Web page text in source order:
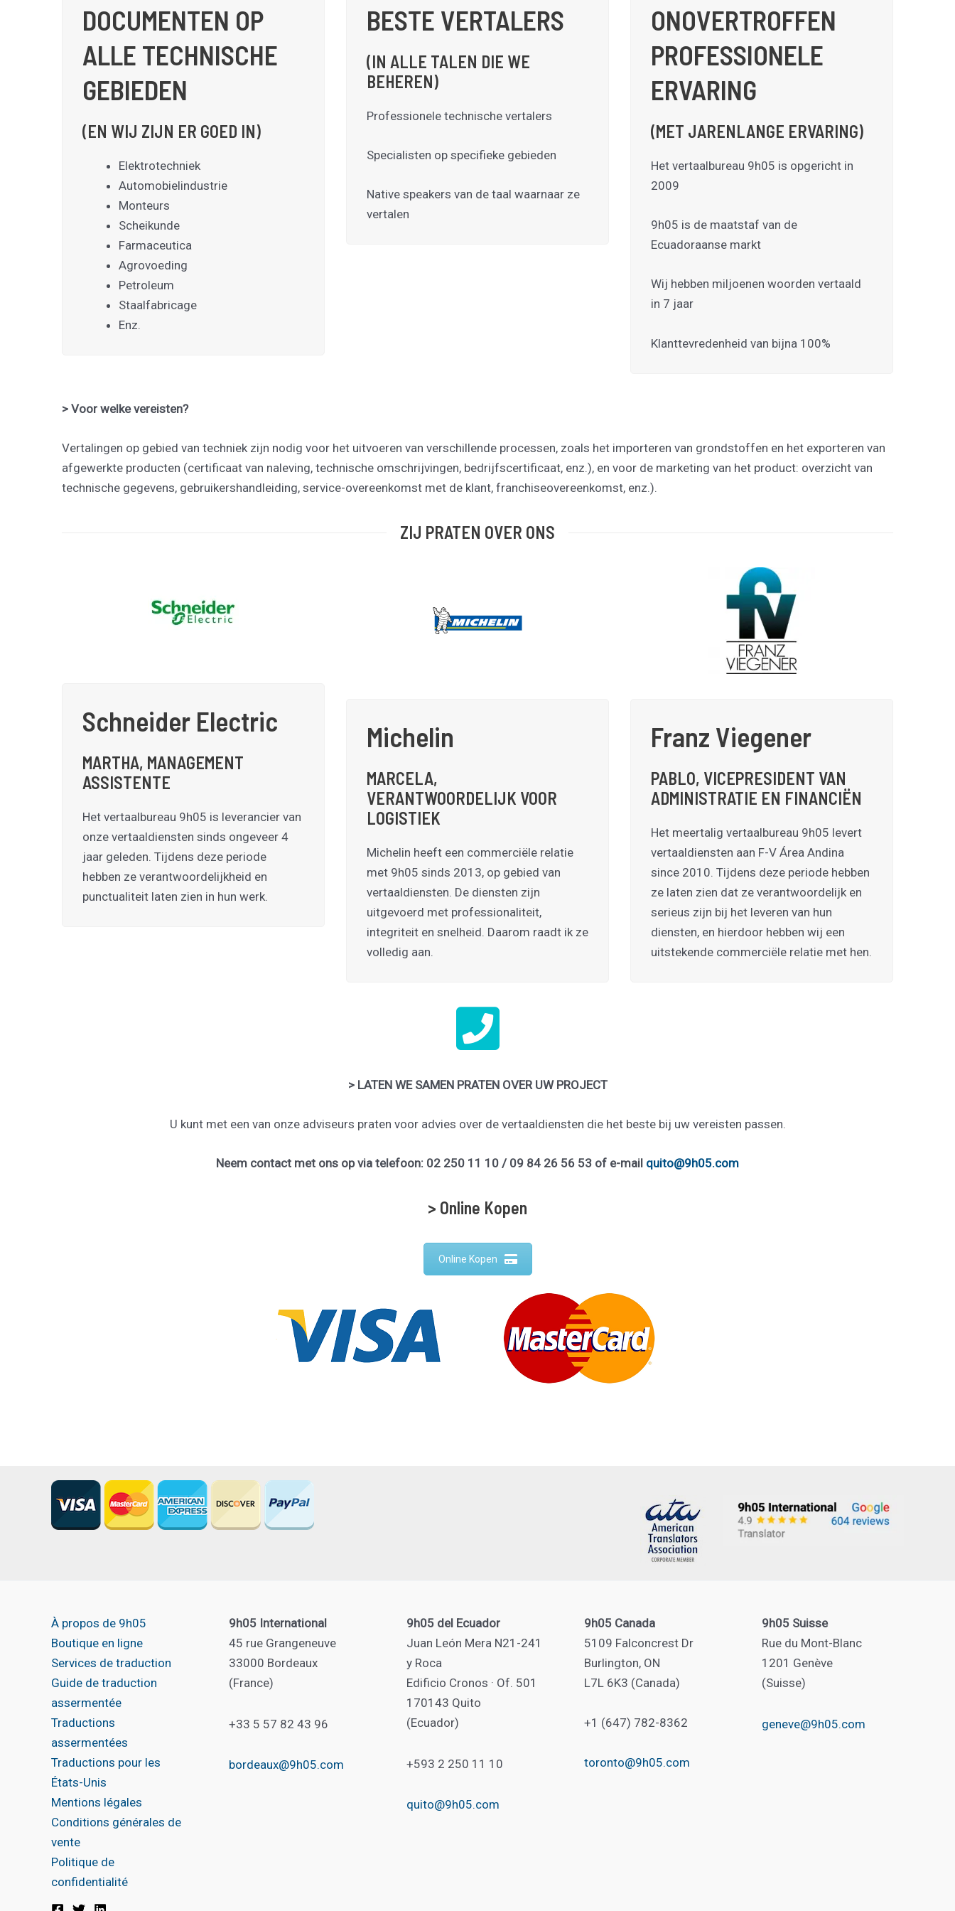
DOCUMENTEN OP
ALLE TECHNISCHE
GEBIEDEN
(EN WIJ ZIJN ER GOED IN)
Elektrotechniek
Automobielindustrie
Monteurs
Scheikunde
Farmaceutica
Agrovoeding
Petroleum
Staalfabricage
Enz.
BESTE VERTALERS
(IN ALLE TALEN DIE WE
BEHEREN)
Professionele technische vertalers
Specialisten op specifieke gebieden
Native speakers van de taal waarnaar ze
vertalen
ONOVERTROFFEN
PROFESSIONELE
ERVARING
(MET JARENLANGE ERVARING)
Het vertaalbureau 9h05 is opgericht in
2009
9h05 is de maatstaf van de
Ecuadoraanse markt
Wij hebben miljoenen woorden vertaald
in 7 jaar
Klanttevredenheid van bijna 100%
> Voor welke vereisten?
Vertalingen op gebied van techniek zijn nodig voor het uitvoeren van verschillende processen, zoals het importeren van grondstoffen en het exporteren van
afgewerkte producten (certificaat van naleving, technische omschrijvingen, bedrijfscertificaat, enz.), en voor de marketing van het product: overzicht van
technische gegevens, gebruikershandleiding, service-overeenkomst met de klant, franchiseovereenkomst, enz.).
ZIJ PRATEN OVER ONS
Schneider Electric
MARTHA, MANAGEMENT
ASSISTENTE
Het vertaalbureau 9h05 is leverancier van
onze vertaaldiensten sinds ongeveer 4
jaar geleden. Tijdens deze periode
hebben ze verantwoordelijkheid en
punctualiteit laten zien in hun werk.
Michelin
MARCELA,
VERANTWOORDELIJK VOOR
LOGISTIEK
Michelin heeft een commerciële relatie
met 9h05 sinds 2013, op gebied van
vertaaldiensten. De diensten zijn
uitgevoerd met professionaliteit,
integriteit en snelheid. Daarom raadt ik ze
volledig aan.
Franz Viegener
PABLO, VICEPRESIDENT VAN
ADMINISTRATIE EN FINANCIËN
Het meertalig vertaalbureau 9h05 levert
vertaaldiensten aan F-V Área Andina
since 2010. Tijdens deze periode hebben
ze laten zien dat ze verantwoordelijk en
serieus zijn bij het leveren van hun
diensten, en hierdoor hebben wij een
uitstekende commerciële relatie met hen.
> LATEN WE SAMEN PRATEN OVER UW PROJECT
U kunt met een van onze adviseurs praten voor advies over de vertaaldiensten die het beste bij uw vereisten passen.
Neem contact met ons op via telefoon: 02 250 11 10 / 09 84 26 56 53 of e-mail quito@9h05.com
> Online Kopen
Online Kopen
À propos de 9h05
Boutique en ligne
Services de traduction
Guide de traduction
assermentée
Traductions
assermentées
Traductions pour les
États-Unis
Mentions légales
Conditions générales de
vente
Politique de
confidentialité
9h05 International
45 rue Grangeneuve
33000 Bordeaux
(France)
+33 5 57 82 43 96
bordeaux@9h05.com
9h05 del Ecuador
Juan León Mera N21-241
y Roca
Edificio Cronos · Of. 501
170143 Quito
(Ecuador)
+593 2 250 11 10
quito@9h05.com
9h05 Canada
5109 Falconcrest Dr
Burlington, ON
L7L 6K3 (Canada)
+1 (647) 782-8362
toronto@9h05.com
9h05 Suisse
Rue du Mont-Blanc
1201 Genève
(Suisse)
geneve@9h05.com